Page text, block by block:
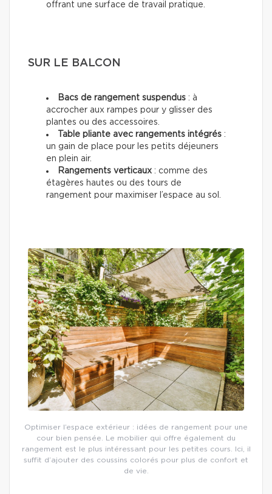
offrant une surface de travail pratique.
SUR LE BALCON
Bacs de rangement suspendus : à
accrocher aux rampes pour y glisser des
plantes ou des accessoires.
Table pliante avec rangements intégrés :
un gain de place pour les petits déjeuners
en plein air.
Rangements verticaux : comme des
étagères hautes ou des tours de
rangement pour maximiser l’espace au sol.
Optimiser l’espace extérieur : idées de rangement pour une
cour bien pensée. Le mobilier qui offre également du
rangement est le plus intéressant pour les petites cours. Ici, il
suffit d’ajouter des coussins colorés pour plus de confort et
de vie.